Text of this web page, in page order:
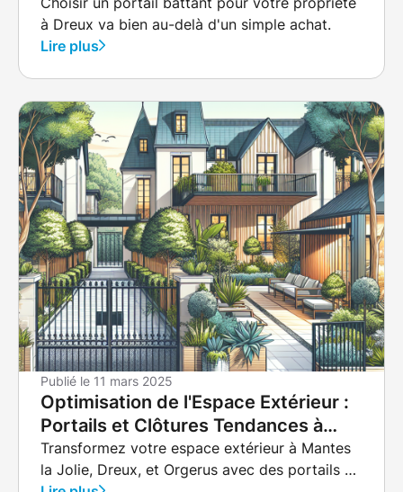
à Dreux va bien au-delà d'un simple achat.
Lire plus
Publié le 11 mars 2025
Optimisation de l'Espace Extérieur :
Portails et Clôtures Tendances à
Mantes la Jolie, Dreux et Orgerus
Transformez votre espace extérieur à Mantes
la Jolie, Dreux, et Orgerus avec des portails et